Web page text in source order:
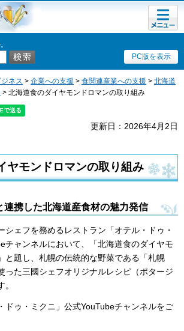
PC版を表示
メニュ
ー
ネス > 企業への支援 > 食関連産業への支援 > 北海道
> 北海道食のダイヤモンドロマンの取り組み
更新日：2026年4月2日
ヤモンドロマンの取り組み
連携した北海道産食材の魅力発信
シェフを務めるレストラン「オテル・ドゥ・
チャンネルにおいて、「北海道食のダイヤモ
と題し、札幌の伝統的な野菜である「札幌
った三國シェフオリジナルレシピ（ポタージ
ドゥ・ミクニ」公式YouTubeチャンネルをご